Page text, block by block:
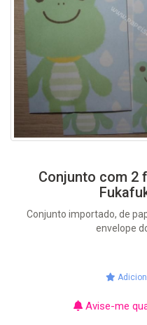
Conjunto com 2
Conjunto importado, de
envelope
Avise-me